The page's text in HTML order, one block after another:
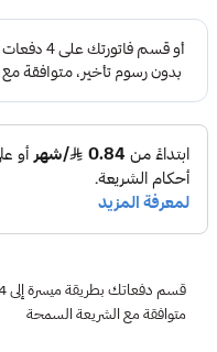
متوافقة مع الشريعة السمحة